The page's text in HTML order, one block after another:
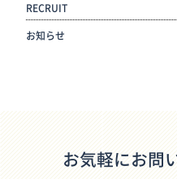
RECRUIT
お知らせ
お気軽にお問